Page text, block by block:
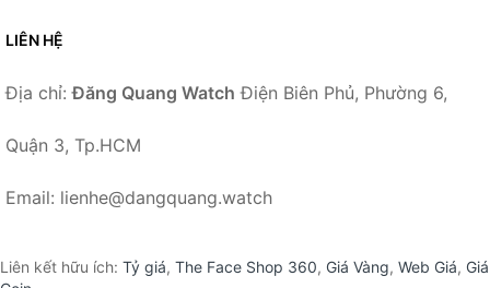
LIÊN HỆ
Địa chỉ:Đăng Quang Watch Điện Biên Phủ, Phường 6,
Quận 3, Tp.HCM
Email: lienhe@dangquang.watch
Liên kết hữu ích: Tỷ giá, The Face Shop 360, Giá Vàng, Web Giá, Giá